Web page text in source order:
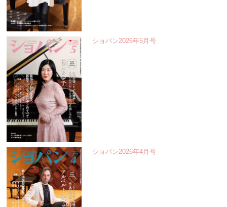
ショパン2026年5月号
ショパン2026年4月号